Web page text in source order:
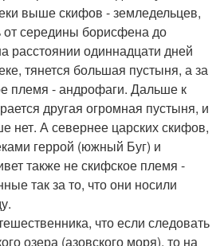
выше скифов - земледельцев,
середины борисфена до
расстоянии одиннадцати дней
тянется большая пустыня, а за
племя - андрофаги. Дальше к
другая огромная пустыня, и
нет. А севернее царских скифов,
геррой (южный Буг) и
также не скифское племя -
так за то, что они носили
что если следовать
озера (азовского моря), то на